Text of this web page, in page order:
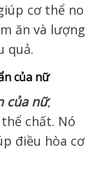
cơ thể no
ăn và lượng
quả.
của nữ
của nữ,
chất. Nó
điều hòa cơ